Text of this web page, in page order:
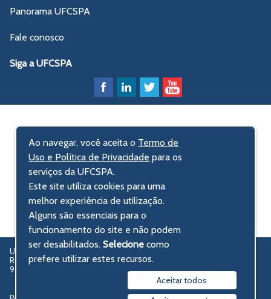
Panorama UFCSPA
Fale conosco
Siga a UFCSPA
UFCSPA – Universidade Federal de Ciências da Saúde de Porto Alegre
Rua Sarmento Leite, 245 - Centro Histórico
90050-170 Porto Alegre, RS, Brasil
Ao navegar, você aceita o Termo de
Uso e Política de Privacidade para os
serviços da UFCSPA.
Este site utiliza cookies para uma
melhor experiência de utilização.
Alguns são essenciais para o
funcionamento do site e não podem
ser desabilitados.Selecionecomo
prefere utilizar estes recursos.
Aceitar todos